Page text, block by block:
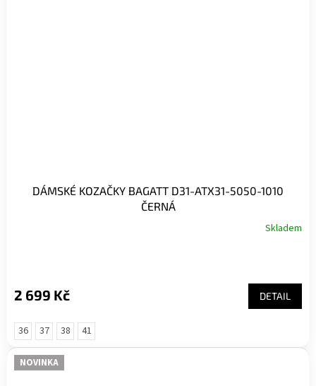
DÁMSKÉ KOZAČKY BAGATT D31-ATX31-5050-1010
ČERNÁ
Skladem
2 699 Kč DETAIL
36 37 38 41
NOVINKA